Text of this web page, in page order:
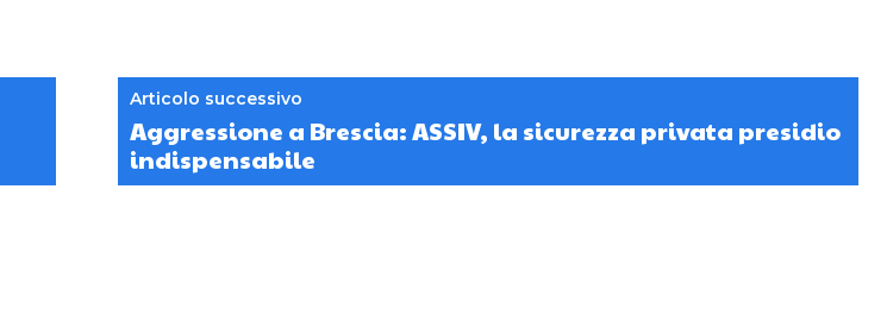
Articolo successivo
Aggressione a Brescia: ASSIV, la sicurezza privata presidio
indispensabile